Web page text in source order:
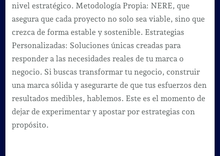
nivel estratégico. Metodología Propia: NERE, que
asegura que cada proyecto no solo sea viable, sino que
crezca de forma estable y sostenible. Estrategias
Personalizadas: Soluciones únicas creadas para
responder a las necesidades reales de tu marca o
negocio. Si buscas transformar tu negocio, construir
una marca sólida y asegurarte de que tus esfuerzos den
resultados medibles, hablemos. Este es el momento de
dejar de experimentar y apostar por estrategias con
propósito.